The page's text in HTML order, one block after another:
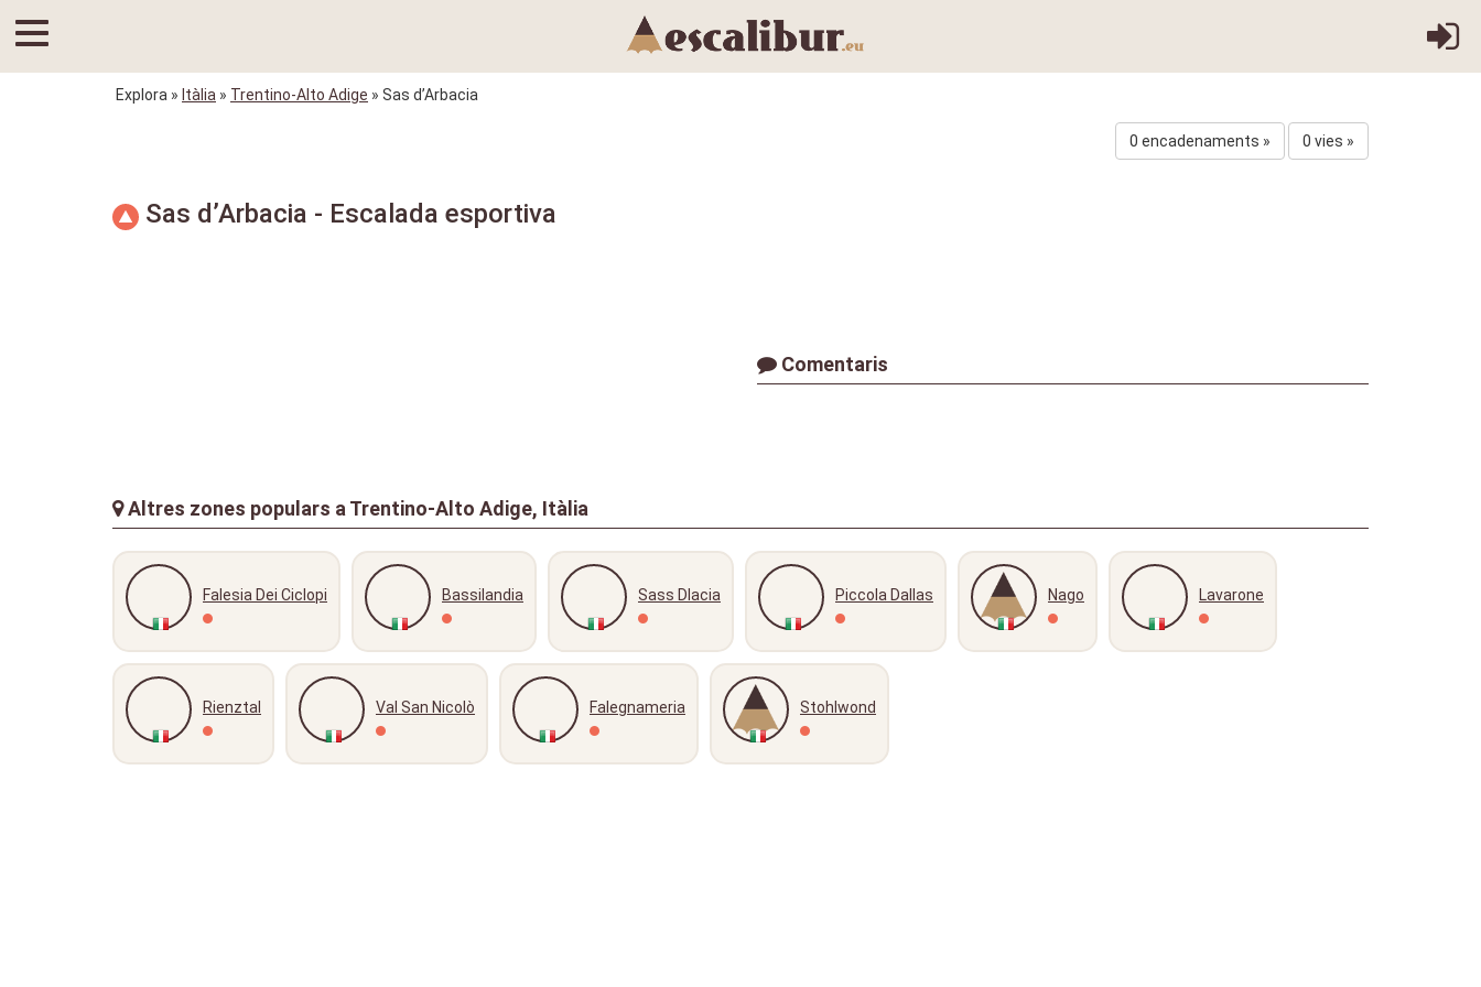
Explora » Itàlia » Trentino-Alto Adige » Sas d’Arbacia
0 encadenaments » 0 vies »
Sas d’Arbacia - Escalada esportiva
Comentaris
Altres zones populars a Trentino-Alto Adige, Itàlia
Falesia Dei Ciclopi Bassilandia Sass Dlacia Piccola Dallas Nago Lavarone
Rienztal Val San Nicolò Falegnameria Stohlwond